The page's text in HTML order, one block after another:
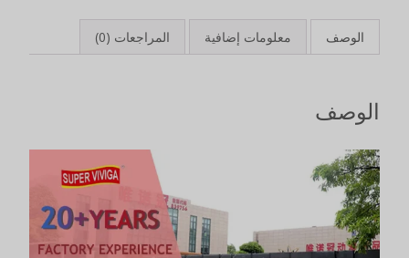
الوصف معلومات إضافية المراجعات (0)
الوصف